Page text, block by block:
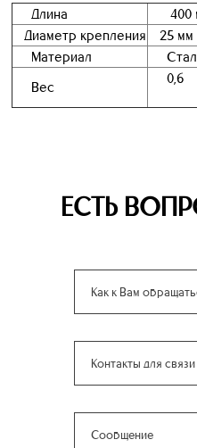
Длина
Диаметр крепления
25 мм
Материал
Вес
0,6
ЕСТЬ